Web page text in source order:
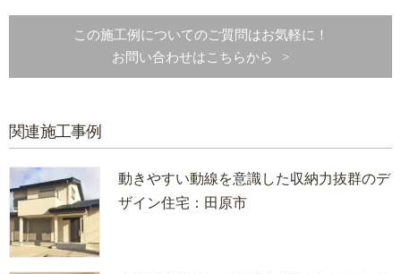
この施工例についてのご質問はお気軽に！
お問い合わせはこちらから
関連施工事例
動きやすい動線を意識した収納力抜群のデ
ザイン住宅：田原市